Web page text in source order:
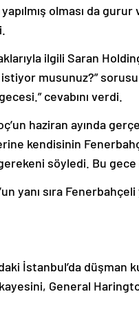
olması da
ilgili Saran
istiyor musunuz?”
cevabını verdi.
haziran ayında
kendisinin
söyledi. Bu
yanı sıra
İstanbul’da
General